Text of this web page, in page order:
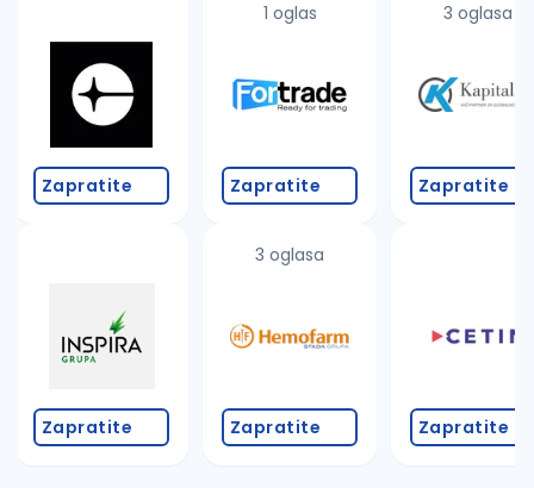
Takođe možete da:
proverite pravopisne greške (koristite č, ć, š, đ,
povećajte radijus za odabrani grad
promenite odabrane filtere pretrage
Zapratite
Zapratite
1 oglas
Zapratite
3 oglasa
Zapratite
3 oglasa
Zapratite
Zapratite